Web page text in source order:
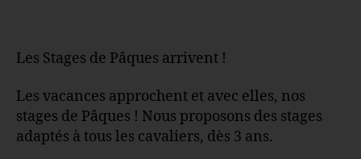
Les Stages de Pâques arrivent !
Les vacances approchent et avec elles, nos
stages de Pâques ! Nous proposons des stages
adaptés à tous les cavaliers, dès 3 ans.